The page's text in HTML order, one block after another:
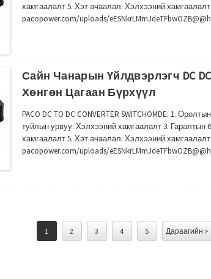
хамгаалалт 5. Хэт ачаалал: Хэлхээний
pacopower.com/uploads/
Сайн Чанарын Үйлдвэрлэгч DC DC
Хөнгөн Цагаан Бүрхүүл
PACO DC TO DC CONVERTER SWITCHOMDE: 1.
туйлын урвуу: Хэлхээний хамгаалалт 3.
хамгаалалт 5. Хэт ачаалал: Хэлхээний
pacopower.com/uploads/
20 PV2412-30 PV2412-40 PV2412-50 PV2412-60
1 2 3 4 5 Дараагийн >